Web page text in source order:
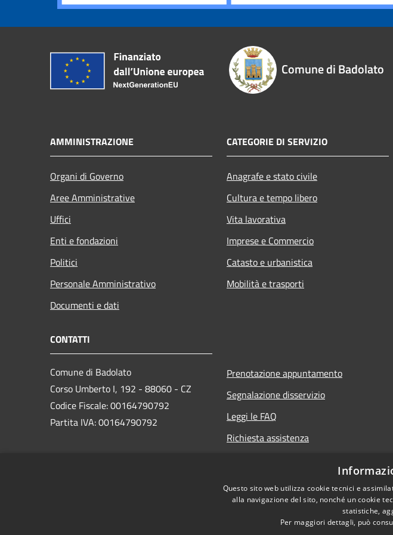
Comune di Badolato
AMMINISTRAZIONE
Organi di Governo
Aree Amministrative
Uffici
Enti e fondazioni
Politici
Personale Amministrativo
Documenti e dati
CATEGORIE DI SERVIZIO
Anagrafe e stato civile
Cultura e tempo libero
Vita lavorativa
Imprese e Commercio
Catasto e urbanistica
Mobilità e trasporti
CONTATTI
Comune di Badolato
Corso Umberto I, 192 - 88060 - CZ
Codice Fiscale: 00164790792
Partita IVA: 00164790792
amministrativo.comunebadolato@asmepec.it
Prenotazione appuntamento
Segnalazione disservizio
Leggi le FAQ
Richiesta assistenza
Questo sito web utilizza cookie tecnici e
alla navigazione del sito, nonché un cookie
statistiche,
Per maggiori dettagli, può